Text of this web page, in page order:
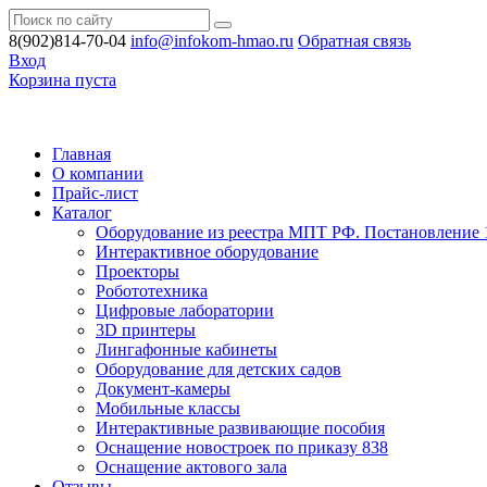
8(902)814-70-04 info@infokom-hmao.ru Обратная связь
Вход
Корзина пуста
Главная
О компании
Прайс-лист
Каталог
Оборудование из реестра МПТ РФ. Постановление
Интерактивное оборудование
Проекторы
Робототехника
Цифровые лаборатории
3D принтеры
Лингафонные кабинеты
Оборудование для детских садов
Документ-камеры
Мобильные классы
Интерактивные развивающие пособия
Оснащение новостроек по приказу 838
Оснащение актового зала